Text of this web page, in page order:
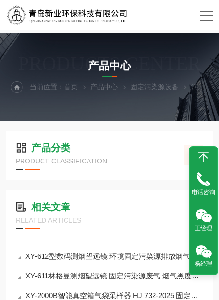
PRODUCTS CENTER
产品中心
当前位置：首页 产品中心 固定污染源设备 污染源
产品分类
PRODUCT CLASSIFICATION
相关文章
RELATED ARTICLES
XY-612型数码测烟望远镜 环境固定污染源排放烟气黑度
XY-611林格曼测烟望远镜 固定污染源废气 烟气黑度测定
XY-2000B智能真空箱气袋采样器 HJ 732-2025 固定污染源废气
电话咨询
王经理
杨经理